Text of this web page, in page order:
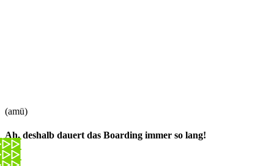
(amü)
Ah, deshalb dauert das Boarding immer so lang!